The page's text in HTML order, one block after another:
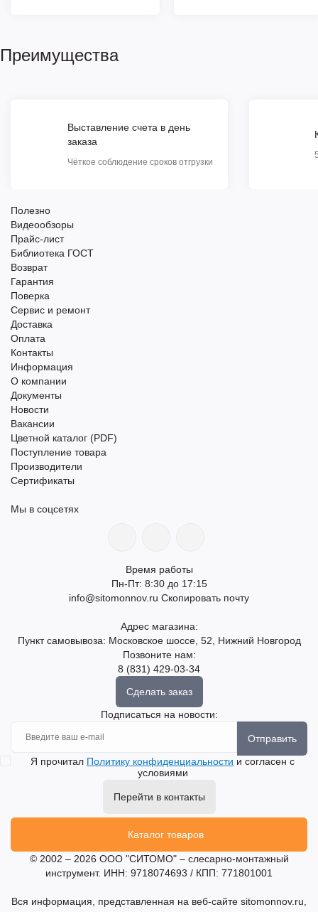
Преимущества
Выставление счета в день
заказа
Чёткое соблюдение сроков отгрузки
Полезно
Видеообзоры
Прайс-лист
Библиотека ГОСТ
Возврат
Гарантия
Поверка
Сервис и ремонт
Доставка
Оплата
Контакты
Информация
О компании
Документы
Новости
Вакансии
Цветной каталог (PDF)
Поступление товара
Производители
Сертификаты
Мы в соцсетях
Время работы
Пн-Пт: 8:30 до 17:15
info@sitomonnov.ru Скопировать почту
Адрес магазина:
Пункт самовывоза: Московское шоссе, 52, Нижний Новгород
Позвоните нам:
8 (831) 429-03-34
Сделать заказ
Подписаться на новости:
Отправить
Я прочитал Политику конфиденциальности и согласен с
условиями
Перейти в контакты
Каталог товаров
© 2002 – 2026 ООО "СИТОМО" – слесарно-монтажный
инструмент. ИНН: 9718074693 / КПП: 771801001
Вся информация, представленная на веб-сайте sitomonnov.ru,